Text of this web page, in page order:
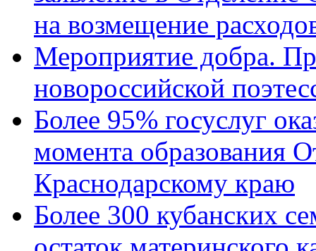
на возмещение
Мероприятие добра.
новороссийской
Более 95% госуслуг
момента образования
Краснодарскому краю
Более 300 кубанских